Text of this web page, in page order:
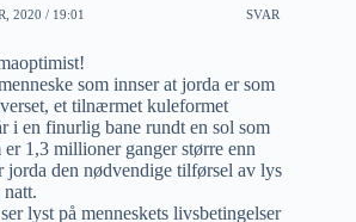
2020 / 19:01 SVAR
som innser at jorda er som
et tilnærmet kuleformet
i en finurlig bane rundt en sol som
er 1,3 millioner ganger større enn
jorda den nødvendige tilførsel av lys
lyst på menneskets livsbetingelser